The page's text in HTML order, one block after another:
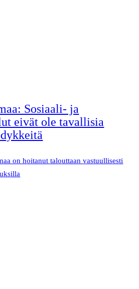
Sosiaali- ja
eivät ole tavallisia